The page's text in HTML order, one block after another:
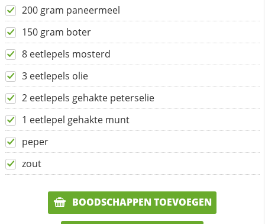
200 gram paneermeel
150 gram boter
8 eetlepels mosterd
3 eetlepels olie
2 eetlepels gehakte peterselie
1 eetlepel gehakte munt
peper
zout
BOODSCHAPPEN TOEVOEGEN